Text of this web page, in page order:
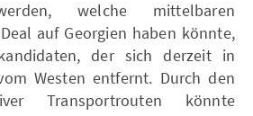
welche mittelbaren
auf Georgien haben könnte,
der sich derzeit in
Westen entfernt. Durch den
Transportrouten könnte